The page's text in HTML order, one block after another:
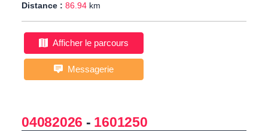
Distance : 86.94 km
Afficher le parcours
Messagerie
04082026 - 1601250